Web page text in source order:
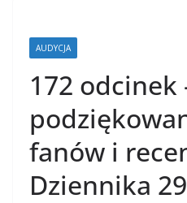
AUDYCJA
172 odcinek
fanów i
Dziennika 29